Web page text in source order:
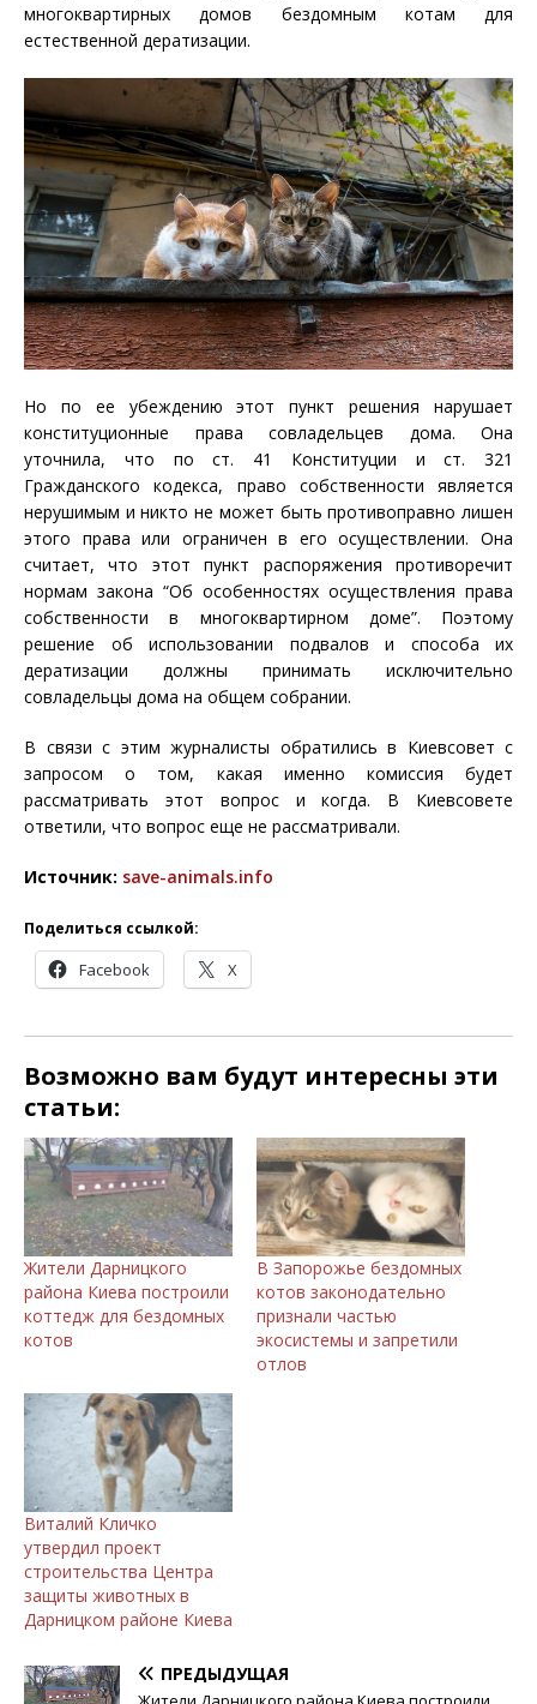
многоквартирных домов бездомным котам для
естественной дератизации.
Но по ее убеждению этот пункт решения нарушает
конституционные права совладельцев дома. Она
уточнила, что по ст. 41 Конституции и ст. 321
Гражданского кодекса, право собственности является
нерушимым и никто не может быть противоправно лишен
этого права или ограничен в его осуществлении. Она
считает, что этот пункт распоряжения противоречит
нормам закона “Об особенностях осуществления права
собственности в многоквартирном доме”. Поэтому
решение об использовании подвалов и способа их
дератизации должны принимать исключительно
совладельцы дома на общем собрании.
В связи с этим журналисты обратились в Киевсовет с
запросом о том, какая именно комиссия будет
рассматривать этот вопрос и когда. В Киевсовете
ответили, что вопрос еще не рассматривали.
Источник: save-animals.info
Поделиться ссылкой:
Facebook X
Возможно вам будут интересны эти
статьи:
Жители Дарницкого
района Киева построили
коттедж для бездомных
котов
В Запорожье бездомных
котов законодательно
признали частью
экосистемы и запретили
отлов
Виталий Кличко
утвердил проект
строительства Центра
защиты животных в
Дарницком районе Киева
ПРЕДЫДУЩАЯ